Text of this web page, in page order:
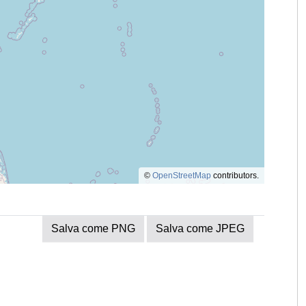
© OpenStreetMap contributors.
Salva come PNG Salva come JPEG